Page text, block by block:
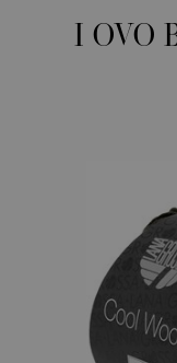
I OVO